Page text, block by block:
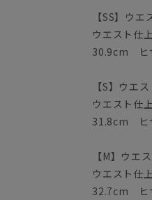
【SS】ウ
ウエスト
30.9cm ヒ
【S】ウエ
ウエスト
31.8cm ヒ
【M】ウエ
ウエスト
32.7cm ヒ